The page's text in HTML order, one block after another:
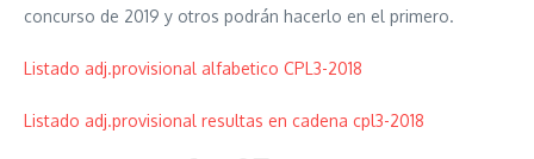
concurso de 2019 y otros podrán hacerlo en el primero.
Listado adj.provisional alfabetico CPL3-2018
Listado adj.provisional resultas en cadena cpl3-2018